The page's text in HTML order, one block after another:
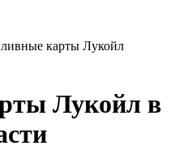
карты Лукойл
Лукойл в